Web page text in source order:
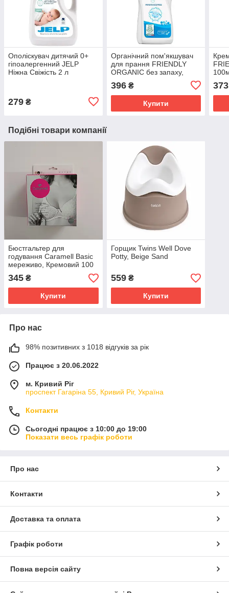
Ополіскувач дитячий 0+
гіпоалергенний JELP
Ніжна Свіжість 2 л
279 ₴
Органічний пом'якшувач
для прання FRIENDLY
ORGANIC без запаху,
396₴
Купити
373
Подібні товари компанії
Бюстгальтер для
годування Caramell Basic
мереживо, Кремовий 100
345 ₴
Купити
Горщик Twins Well Dove
Potty, Beige Sand
559₴
Купити
Про нас
98% позитивних з 1018 відгуків за рік
Працює з 20.06.2022
м. Кривий Ріг
проспект Гагаріна 55, Кривий Ріг, Україна
Контакти
Сьогодні працює з 10:00 до 19:00
Показати весь графік роботи
Про нас
Контакти
Доставка та оплата
Графік роботи
Повна версія сайту